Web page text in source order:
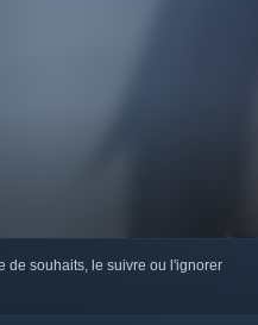
de souhaits, le suivre ou l'ignorer